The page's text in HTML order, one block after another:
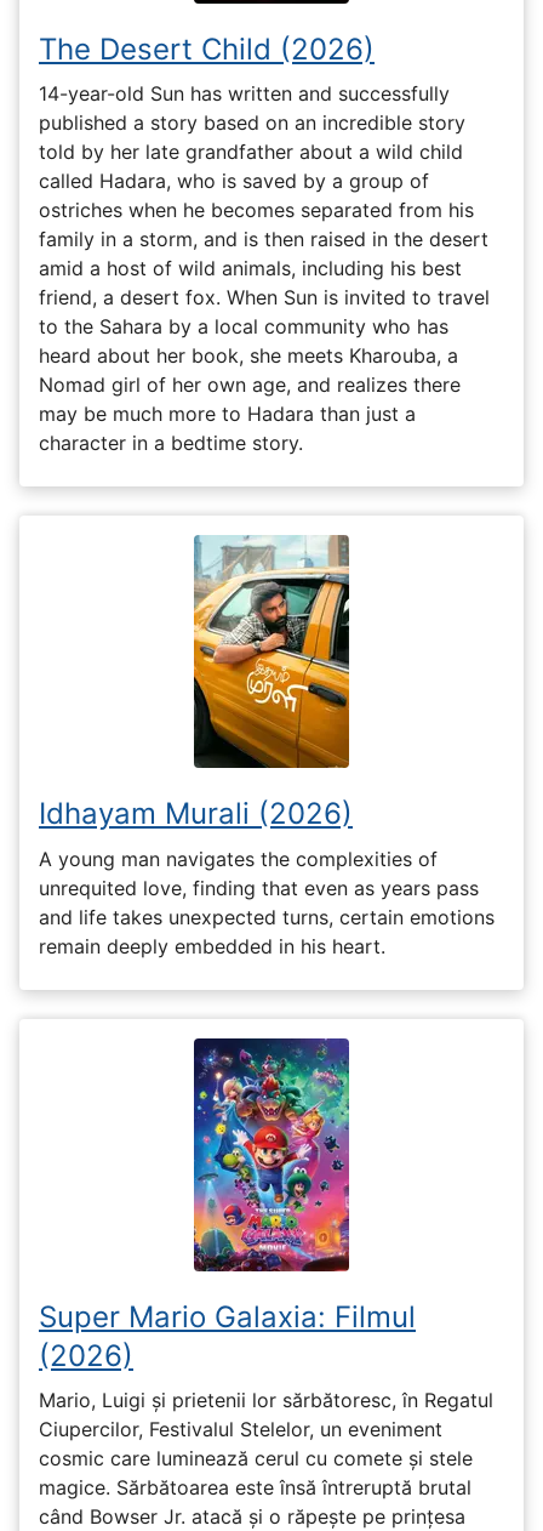
The Desert Child (2026)
14-year-old Sun has written and successfully
published a story based on an incredible story
told by her late grandfather about a wild child
called Hadara, who is saved by a group of
ostriches when he becomes separated from his
family in a storm, and is then raised in the desert
amid a host of wild animals, including his best
friend, a desert fox. When Sun is invited to travel
to the Sahara by a local community who has
heard about her book, she meets Kharouba, a
Nomad girl of her own age, and realizes there
may be much more to Hadara than just a
character in a bedtime story.
Idhayam Murali (2026)
A young man navigates the complexities of
unrequited love, finding that even as years pass
and life takes unexpected turns, certain emotions
remain deeply embedded in his heart.
Super Mario Galaxia: Filmul
(2026)
Mario, Luigi și prietenii lor sărbătoresc, în Regatul
Ciupercilor, Festivalul Stelelor, un eveniment
cosmic care luminează cerul cu comete și stele
magice. Sărbătoarea este însă întreruptă brutal
când Bowser Jr. atacă și o răpește pe prinţesa